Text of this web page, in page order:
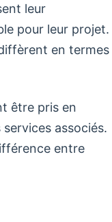
leur
pour leur projet.
en termes
être pris en
associés.
entre